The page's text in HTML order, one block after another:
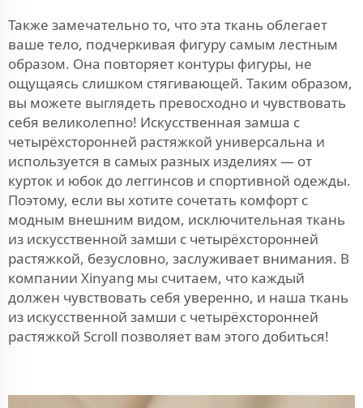
Также замечательно то, что эта ткань облегает
ваше тело, подчеркивая фигуру самым лестным
образом. Она повторяет контуры фигуры, не
ощущаясь слишком стягивающей. Таким образом,
вы можете выглядеть превосходно и чувствовать
себя великолепно! Искусственная замша с
четырёхсторонней растяжкой универсальна и
используется в самых разных изделиях — от
курток и юбок до леггинсов и спортивной одежды.
Поэтому, если вы хотите сочетать комфорт с
модным внешним видом, исключительная ткань
из искусственной замши с четырёхсторонней
растяжкой, безусловно, заслуживает внимания. В
компании Xinyang мы считаем, что каждый
должен чувствовать себя уверенно, и наша ткань
из искусственной замши с четырёхсторонней
растяжкой Scroll позволяет вам этого добиться!